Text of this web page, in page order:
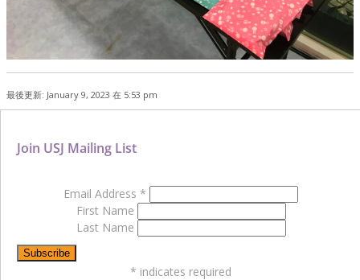
最後更新: January 9, 2023 在 5:53 pm
Join USJ Mailing List
Email Address *
First Name
Last Name
* indicates required